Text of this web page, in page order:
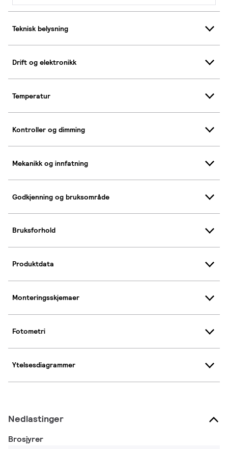
Teknisk belysning
Drift og elektronikk
Temperatur
Kontroller og dimming
Mekanikk og innfatning
Godkjenning og bruksområde
Bruksforhold
Produktdata
Monteringsskjemaer
Fotometri
Ytelsesdiagrammer
Nedlastinger
Brosjyrer